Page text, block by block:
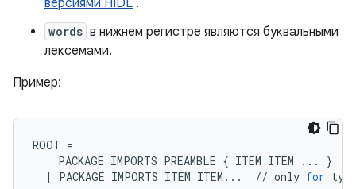
версиями HIDL .
words в нижнем регистре являются буквальными
лексемами.
Пример:
ROOT =
PACKAGE IMPORTS PREAMBLE { ITEM ITEM ... }
|
PACKAGE IMPORTS ITEM ITEM ... // only for